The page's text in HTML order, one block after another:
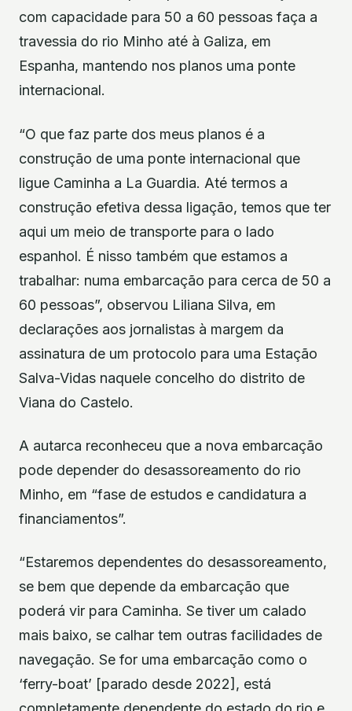
com capacidade para 50 a 60 pessoas faça a
travessia do rio Minho até à Galiza, em
Espanha, mantendo nos planos uma ponte
internacional.
“O que faz parte dos meus planos é a
construção de uma ponte internacional que
ligue Caminha a La Guardia. Até termos a
construção efetiva dessa ligação, temos que ter
aqui um meio de transporte para o lado
espanhol. É nisso também que estamos a
trabalhar: numa embarcação para cerca de 50 a
60 pessoas”, observou Liliana Silva, em
declarações aos jornalistas à margem da
assinatura de um protocolo para uma Estação
Salva-Vidas naquele concelho do distrito de
Viana do Castelo.
A autarca reconheceu que a nova embarcação
pode depender do desassoreamento do rio
Minho, em “fase de estudos e candidatura a
financiamentos”.
“Estaremos dependentes do desassoreamento,
se bem que depende da embarcação que
poderá vir para Caminha. Se tiver um calado
mais baixo, se calhar tem outras facilidades de
navegação. Se for uma embarcação como o
‘ferry-boat’ [parado desde 2022], está